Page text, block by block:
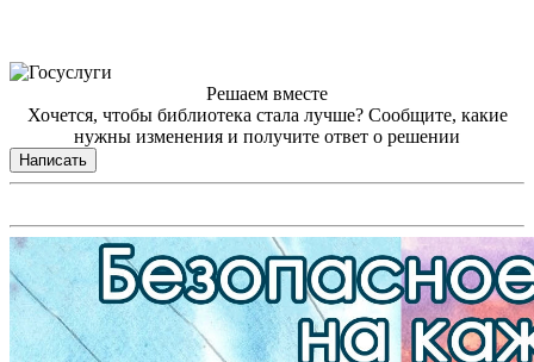
Решаем вместе
Хочется, чтобы библиотека стала лучше? Сообщите, какие
нужны изменения и получите ответ о решении
Написать